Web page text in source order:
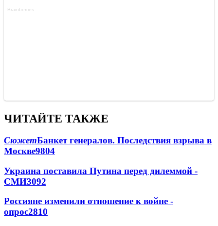
ЧИТАЙТЕ ТАКЖЕ
СюжетБанкет генералов. Последствия взрыва в
Москве9804
Украина поставила Путина перед дилеммой -
СМИ3092
Россияне изменили отношение к войне -
опрос2810